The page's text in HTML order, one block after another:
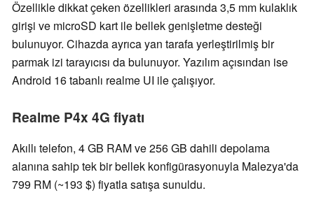
Özellikle dikkat çeken özellikleri arasında 3,5 mm kulaklık
girişi ve microSD kart ile bellek genişletme desteği
bulunuyor. Cihazda ayrıca yan tarafa yerleştirilmiş bir
parmak izi tarayıcısı da bulunuyor. Yazılım açısından ise
Android 16 tabanlı realme UI ile çalışıyor.
Realme P4x 4G fiyatı
Akıllı telefon, 4 GB RAM ve 256 GB dahili depolama
alanına sahip tek bir bellek konfigürasyonuyla Malezya'da
799 RM (~193 $) fiyatla satışa sunuldu.